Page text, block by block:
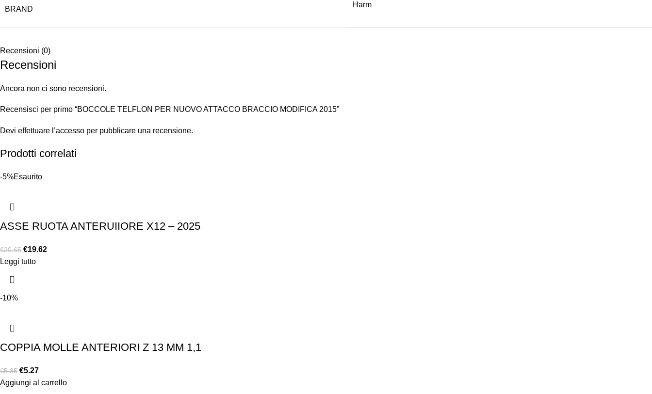
BRAND
Harm
Recensioni (0)
Recensioni
Ancora non ci sono recensioni.
Recensisci per primo “BOCCOLE TELFLON PER NUOVO ATTACCO BRACCIO MODIFICA 2015”
Devi effettuare l’accesso per pubblicare una recensione.
Prodotti correlati
-5%Esaurito
ASSE RUOTA ANTERUIIORE X12 – 2025
€20.65 €19.62
Leggi tutto
-10%
COPPIA MOLLE ANTERIORI Z 13 MM 1,1
€5.85 €5.27
Aggiungi al carrello